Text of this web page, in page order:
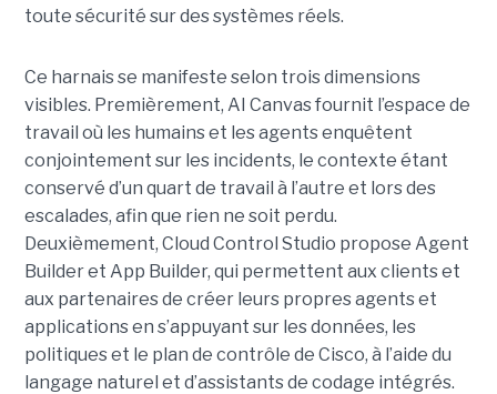
toute sécurité sur des systèmes réels.
Ce harnais se manifeste selon trois dimensions
visibles. Premièrement, AI Canvas fournit l’espace de
travail où les humains et les agents enquêtent
conjointement sur les incidents, le contexte étant
conservé d’un quart de travail à l’autre et lors des
escalades, afin que rien ne soit perdu.
Deuxièmement, Cloud Control Studio propose Agent
Builder et App Builder, qui permettent aux clients et
aux partenaires de créer leurs propres agents et
applications en s’appuyant sur les données, les
politiques et le plan de contrôle de Cisco, à l’aide du
langage naturel et d’assistants de codage intégrés.